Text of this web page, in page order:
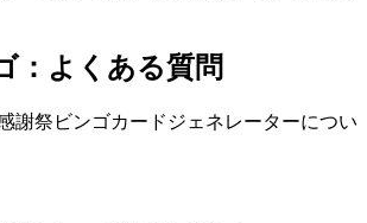
：よくある質問
謝祭ビンゴカードジェネレーターについ